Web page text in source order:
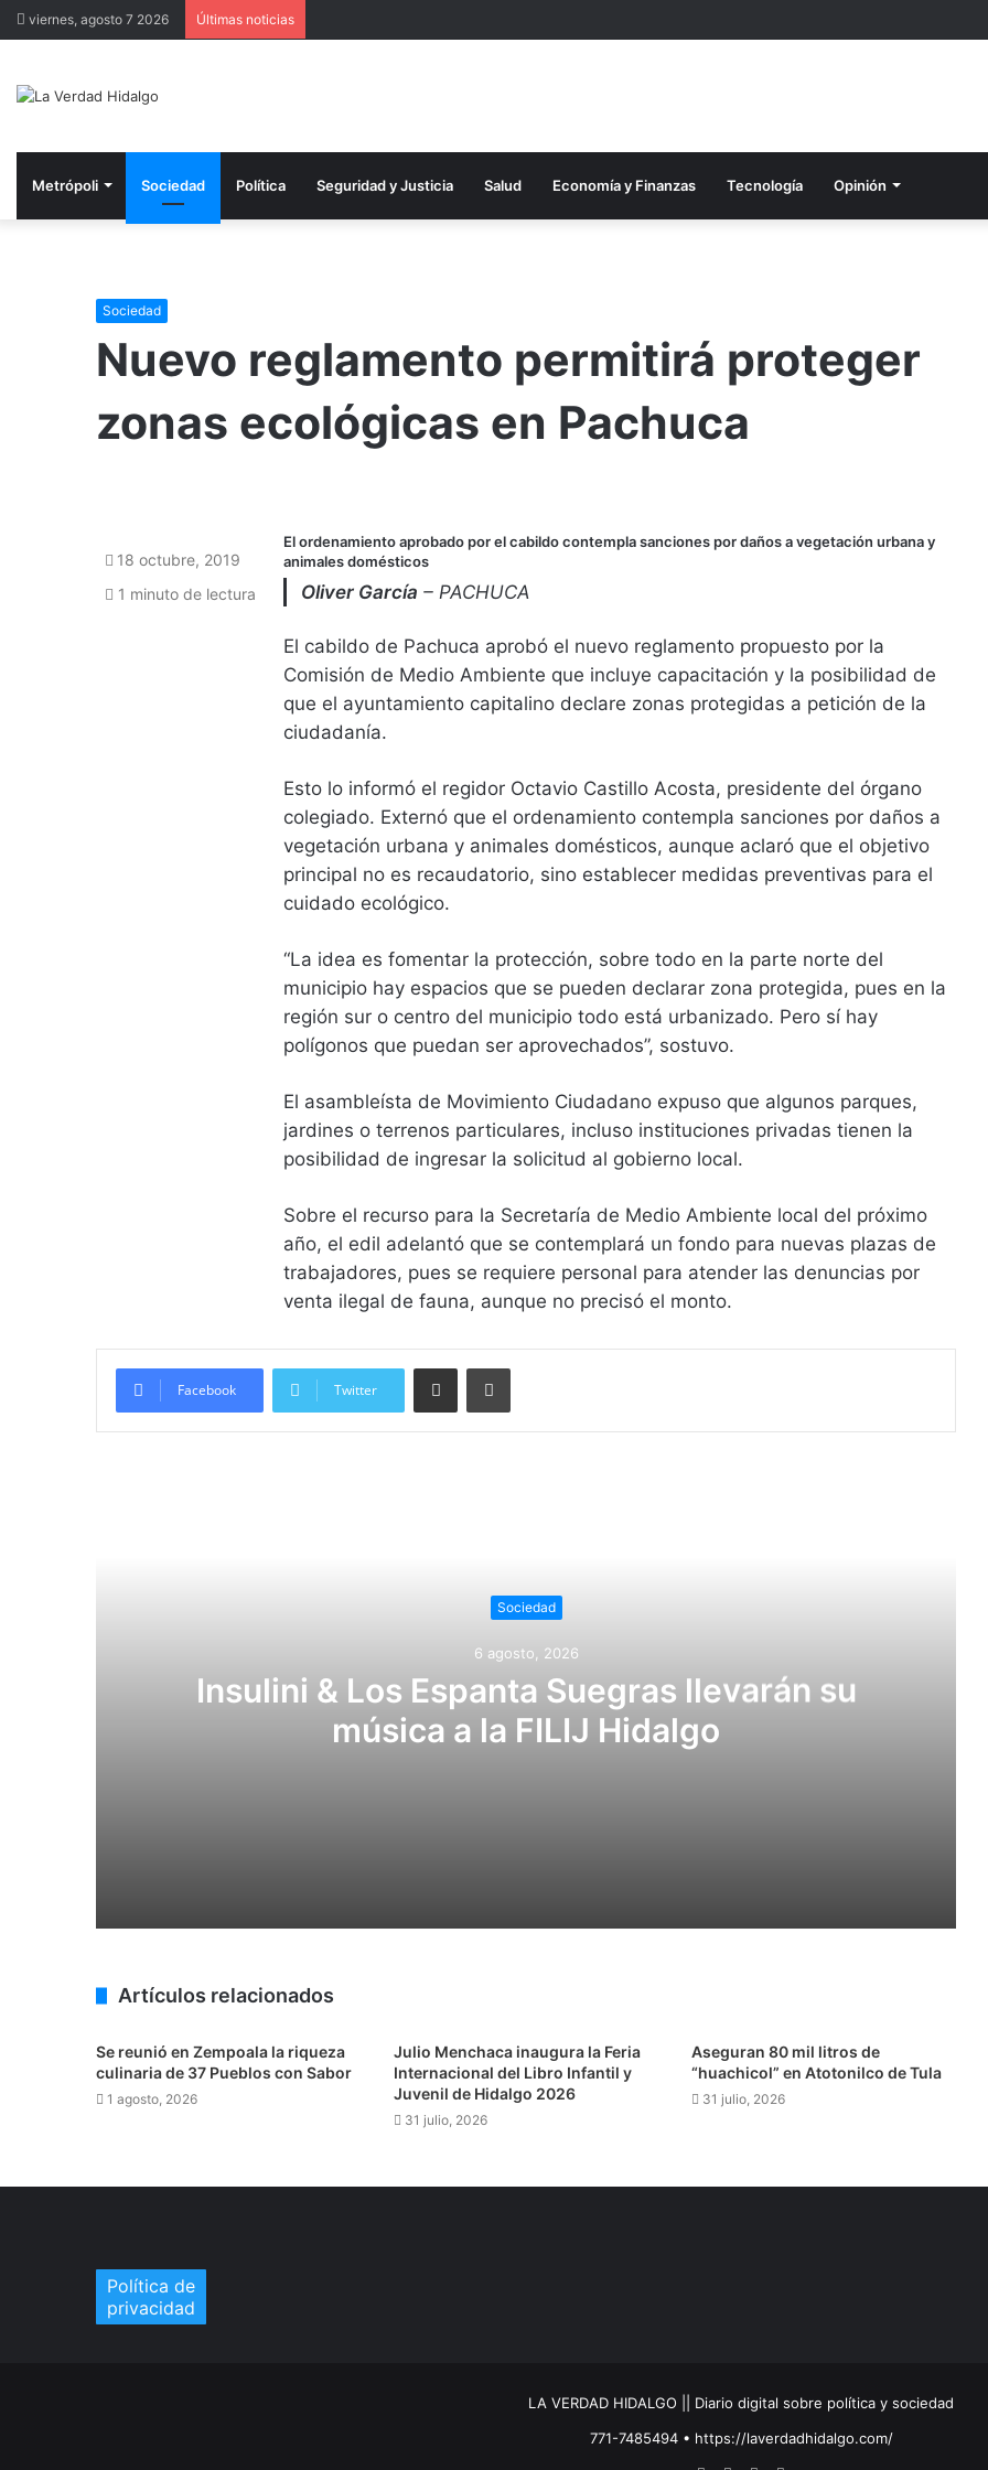
viernes, agosto 7 2026 Últimas noticias
Metrópoli Sociedad Política Seguridad y Justicia Salud Economía y Finanzas Tecnología Opinión
Sociedad
Nuevo reglamento permitirá proteger
zonas ecológicas en Pachuca
El ordenamiento aprobado por el cabildo contempla sanciones por daños a vegetación urbana y
animales domésticos
Oliver García – PACHUCA
El cabildo de Pachuca aprobó el nuevo reglamento propuesto por la
Comisión de Medio Ambiente que incluye capacitación y la posibilidad de
que el ayuntamiento capitalino declare zonas protegidas a petición de la
ciudadanía.
Esto lo informó el regidor Octavio Castillo Acosta, presidente del órgano
colegiado. Externó que el ordenamiento contempla sanciones por daños a
vegetación urbana y animales domésticos, aunque aclaró que el objetivo
principal no es recaudatorio, sino establecer medidas preventivas para el
cuidado ecológico.
“La idea es fomentar la protección, sobre todo en la parte norte del
municipio hay espacios que se pueden declarar zona protegida, pues en la
región sur o centro del municipio todo está urbanizado. Pero sí hay
polígonos que puedan ser aprovechados”, sostuvo.
El asambleísta de Movimiento Ciudadano expuso que algunos parques,
jardines o terrenos particulares, incluso instituciones privadas tienen la
posibilidad de ingresar la solicitud al gobierno local.
Sobre el recurso para la Secretaría de Medio Ambiente local del próximo
año, el edil adelantó que se contemplará un fondo para nuevas plazas de
trabajadores, pues se requiere personal para atender las denuncias por
venta ilegal de fauna, aunque no precisó el monto.
18 octubre, 2019
1 minuto de lectura
Facebook Twitter
Compartir vía email Imprimir
Sociedad
6 agosto, 2026
Insulini & Los Espanta Suegras llevarán su
música a la FILIJ Hidalgo
6 agosto, 2026
Rehabilitarán el tramo Zacualtipán-Tehuetlán de la carretera Pachuca-Huejutla
Artículos relacionados
Se reunió en Zempoala la riqueza
culinaria de 37 Pueblos con Sabor
1 agosto, 2026
Julio Menchaca inaugura la Feria
Internacional del Libro Infantil y
Juvenil de Hidalgo 2026
31 julio, 2026
Aseguran 80 mil litros de
“huachicol” en Atotonilco de Tula
31 julio, 2026
Política de
privacidad
LA VERDAD HIDALGO || Diario digital sobre política y sociedad
771-7485494 • https://laverdadhidalgo.com/